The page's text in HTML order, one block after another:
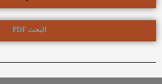
البحث PDF